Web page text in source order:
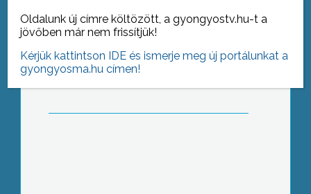
Befejeződött a palánták elültetése
több mint egy tucat Gyöngyös és
környéki óvodában
Oldalunk új címre költözött, a gyongyostv.hu-t a
jövőben már nem frissítjük!
Kérjük kattintson IDE és ismerje meg új portálunkat a
gyongyosma.hu címen!